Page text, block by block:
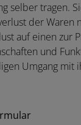
selber tragen.
der Waren
auf einen zur
und
Umgang mit